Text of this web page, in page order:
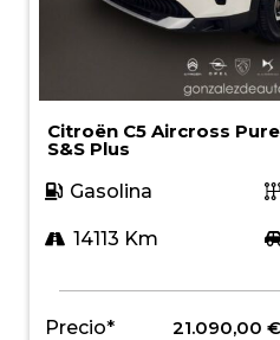
Citroën C5 Aircross
S&S Plus
Gasolina
14113 Km
Precio* 21.090,00 €